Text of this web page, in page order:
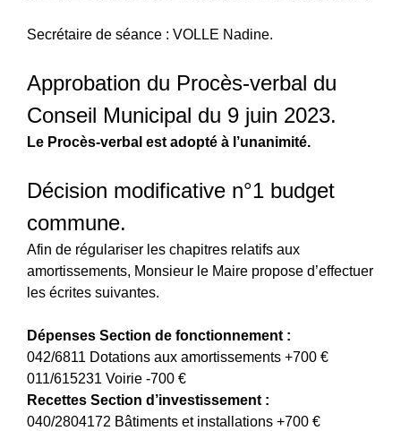
Secrétaire de séance : VOLLE Nadine.
Approbation du Procès-verbal du
Conseil Municipal du 9 juin 2023.
Le Procès-verbal est adopté à l’unanimité.
Décision modificative n°1 budget
commune.
Afin de régulariser les chapitres relatifs aux
amortissements, Monsieur le Maire propose d’effectuer
les écrites suivantes.
Dépenses Section de fonctionnement :
042/6811 Dotations aux amortissements +700 €
011/615231 Voirie -700 €
Recettes Section d’investissement :
040/2804172 Bâtiments et installations +700 €